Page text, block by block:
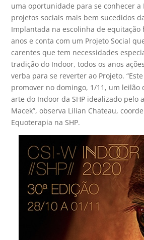
uma oportunidade para se conhecer a
projetos sociais mais bem sucedidos
Implantada na escolinha de equitação
anos e conta com um Projeto Social
carentes que tem necessidades
tradição do Indoor, todos os anos
verba para se reverter ao Projeto.
promover no domingo, 1/11, um leilão
arte do Indoor da SHP idealizado pelo
Macek”, observa Lilian Chateau,
Equoterapia na SHP.